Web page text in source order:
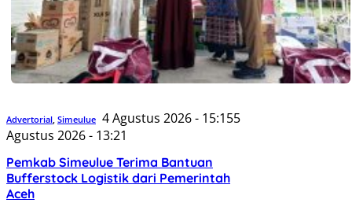
Advertorial, Simeulue 4 Agustus 2026 - 15:155
Agustus 2026 - 13:21
Pemkab Simeulue Terima Bantuan
Bufferstock Logistik dari Pemerintah
Aceh